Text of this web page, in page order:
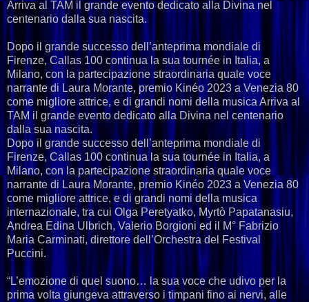
Arriva al TAM il grande evento dedicato alla Divina nel
centenario dalla sua nascita.
Dopo il grande successo dell’anteprima mondiale di
Firenze, Callas 100 continua la sua tournée in Italia, a
Milano, con la partecipazione straordinaria quale voce
narrante di Laura Morante, premio Kinéo 2023 a Venezia 80
come migliore attrice, e di grandi nomi della musica Arriva al
TAM il grande evento dedicato alla Divina nel centenario
dalla sua nascita.
Dopo il grande successo dell’anteprima mondiale di
Firenze, Callas 100 continua la sua tournée in Italia, a
Milano, con la partecipazione straordinaria quale voce
narrante di Laura Morante, premio Kinéo 2023 a Venezia 80
come migliore attrice, e di grandi nomi della musica
internazionale, tra cui Olga Peretyatko, Myrtò Papatanasiu,
Andrea Edina Ulbrich, Valerio Borgioni ed il M° Fabrizio
Maria Carminati, direttore dell’Orchestra del Festival
Puccini.
“L’emozione di quel suono… la sua voce che udivo per la
prima volta giungeva attraverso i timpani fino ai nervi, alle